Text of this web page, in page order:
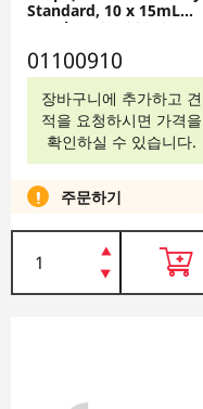
Standard, 10 x 15mL
Pouches, 01100910
01100910
장바구니에 추가하고 견
적을 요청하시면 가격을
확인하실 수 있습니다.
주문하기